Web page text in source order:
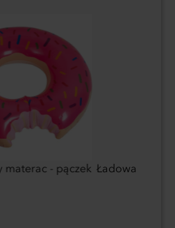
materac - pączek Ładowarka